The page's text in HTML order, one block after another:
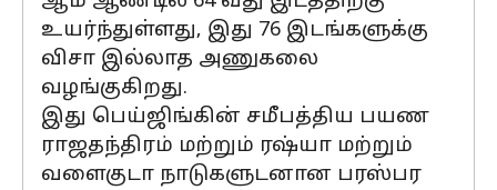
உயர்ந்துள்ளது, இது 76 இடங்களுக்கு
விசா இல்லாத அணுகலை
வழங்குகிறது.
இது பெய்ஜிங்கின் சமீபத்திய பயண
ராஜதந்திரம் மற்றும் ரஷ்யா மற்றும்
வளைகுடா நாடுகளுடனான பரஸ்பர